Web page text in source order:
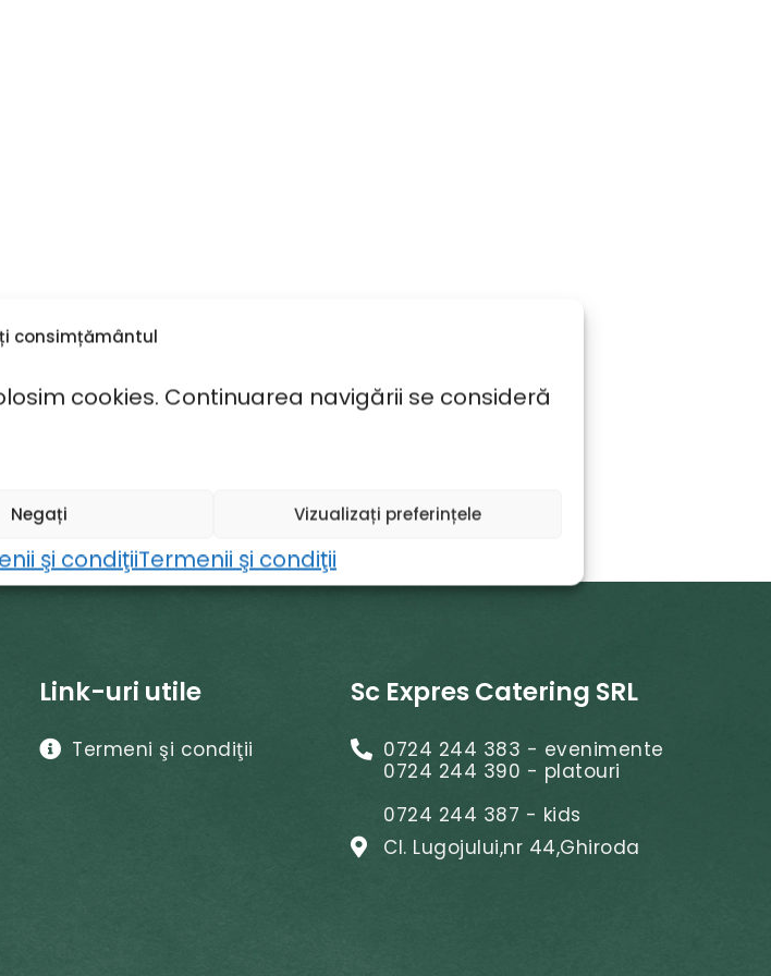
consimțământul
cookies. Continuarea navigării se consideră
Negați Vizualizați preferințele
şi condiţiiTermenii şi condiţii
Link-uri utile
Termeni şi condiţii
Sc Expres Catering SRL
0724 244 383 - evenimente
0724 244 390 - platouri
0724 244 387 - kids
Cl. Lugojului,nr 44,Ghiroda